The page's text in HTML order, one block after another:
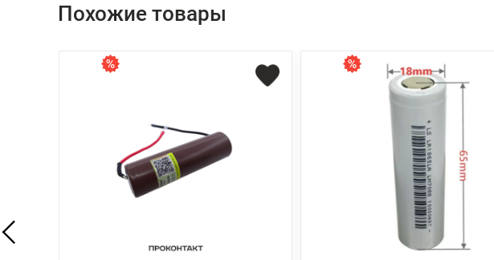
Похожие товары